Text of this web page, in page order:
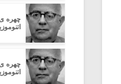
چهره ی
چهره ی